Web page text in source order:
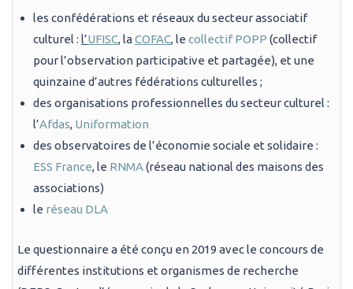
les confédérations et réseaux du secteur associatif
culturel : l’UFISC, laCOFAC, le collectif POPP (collectif
pour l’observation participative et partagée), et une
quinzaine d’autres fédérations culturelles ;
des organisations professionnelles du secteur culturel :
l’Afdas, Uniformation
des observatoires de l’économie sociale et solidaire :
ESS France, le RNMA(réseau national des maisons des
associations)
le réseau DLA
Le questionnaire a été conçu en 2019 avec le concours de
différentes institutions et organismes de recherche